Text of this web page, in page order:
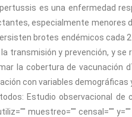
es una enfermedad
especialmente menores
brotes endémicos cada
transmisión y prevención, y
la cobertura de vacunación
con variables demográficas
Estudio observacional
muestreo="" censal=""